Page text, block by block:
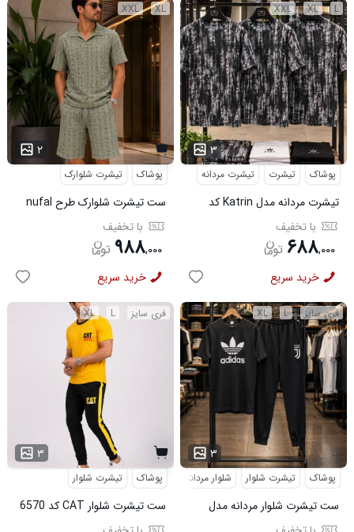
XL
XXL
۲
پوشاک تیشرت شلوارک
ست تیشرت شلوارک طرح nufal
سبز کد 6577با تخفیف
۹۸۸,۰۰۰
خرید سریع
L
XL
XXL
۳ ...
پوشاک تیشرت تیشرت مردانه
تیشرت مردانه مدل Katrin کد
6579با تخفیف
۶۸۸,۰۰۰
خرید سریع
فری سایز L
XL
۳
پوشاک تیشرت شلوار
ست تیشرت شلوار CAT کد 6570
فری سایز L
XL
۳ ...
پوشاک تیشرت شلوار شلوار مردانه
ست تیشرت شلوار مردانه مدل
Adidas کد 6569